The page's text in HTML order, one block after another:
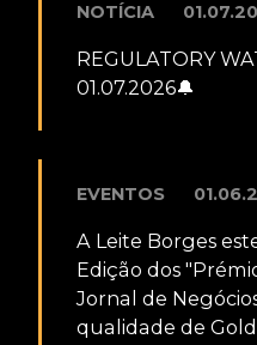
NOTÍCIA
REGULATORY
01.07.2026🔔
EVENTOS
A Leite Borges
Edição dos
Jornal de
qualidade de